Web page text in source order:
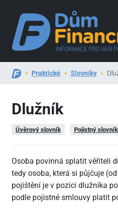
Praktické Slovníky
Dlužník
Úvěrový slovník Pojistný slovník
Osoba povinná splatit věřiteli
tedy osoba, která si půjčuje
pojištění je v pozici dlužníka
podle pojistné smlouvy platit